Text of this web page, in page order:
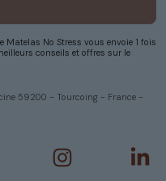
à mémoire
votre
aux
d'un matelas en
disposez d'un
matelas à
mal de dos
59200 - Tourcoing - France -
No Stress vous envoie 1 fois
conseils et offres sur le